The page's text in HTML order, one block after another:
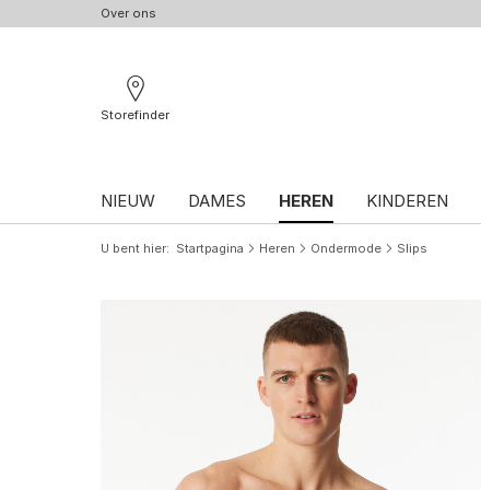
Over ons
Storefinder
NIEUW DAMES HEREN KINDEREN
U bent hier Startpagina Heren Ondermode Slips